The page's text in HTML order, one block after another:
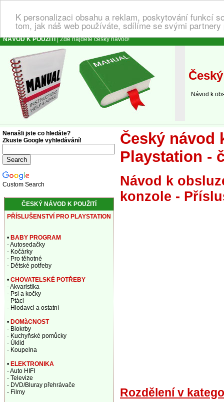
K personalizaci obsahu a reklam, poskytování funkcí
tom, jak náš web používáte, sdílíme se svými
NÁVOD K POUŽITÍ| Zde najdete český návod!
Návod k
Český návod
Playstation -
Návod k
konzole -
Rozdělení v
Nenašli jste co hledáte?
Zkuste Google vyhledávání!
Custom Search
ČESKÝ NÁVOD K POUŽITÍ
PŘÍSLUŠENSTVÍ PRO PLAYSTATION
• BABY PROGRAM
- Autosedačky
- Kočárky
- Pro těhotné
- Dětské potřeby
• CHOVATELSKÉ POTŘEBY
- Akvaristika
- Psi a kočky
- Ptáci
- Hlodavci a ostatní
• DOMàCNOST
- Biokrby
- Kuchyňské pomůcky
- Úklid
- Koupelna
• ELEKTRONIKA
- Auto HIFI
- Televize
- DVD/Bluray přehrávače
- Filmy